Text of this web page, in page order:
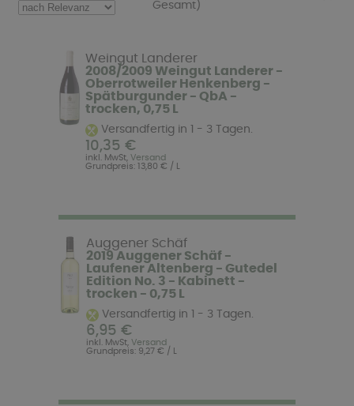
Gesamt)
Weingut Landerer
2008/2009 Weingut Landerer -
Oberrotweiler Henkenberg -
Spätburgunder - QbA -
trocken, 0,75 L
Versandfertig in 1 - 3 Tagen.
10,35 €
inkl. MwSt,Versand
Grundpreis: 13,80 € / L
Auggener Schäf
2019 Auggener Schäf -
Laufener Altenberg - Gutedel
Edition No. 3 - Kabinett -
trocken - 0,75 L
Versandfertig in 1 - 3 Tagen.
6,95 €
inkl. MwSt, Versand
Grundpreis: 9,27 € / L